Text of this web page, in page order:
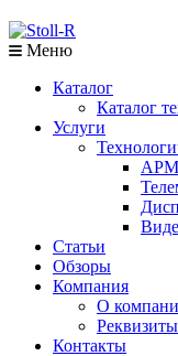
Меню
Каталог
Каталог
Услуги
АРМ.
Статьи
Обзоры
Компания
О
Реквизиты
Контакты